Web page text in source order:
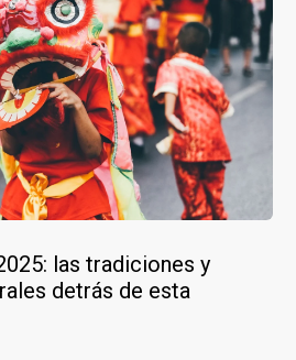
las tradiciones y
detrás de esta